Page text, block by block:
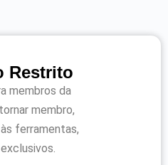
Restrito
membros da
membro,
ferramentas,